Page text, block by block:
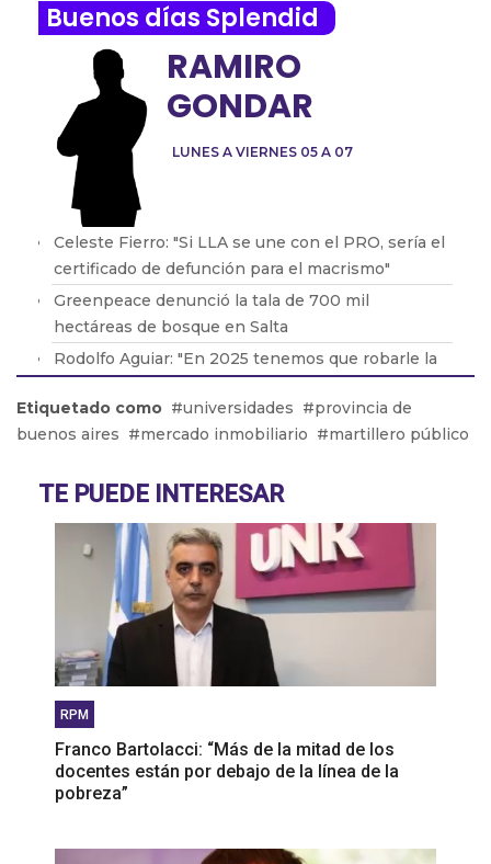
Buenos días Splendid
LUNES A VIERNES 05 A 07
RAMIRO
GONDAR
Celeste Fierro: "Si LLA se une con el PRO, sería el
certificado de defunción para el macrismo"
Greenpeace denunció la tala de 700 mil
hectáreas de bosque en Salta
Rodolfo Aguiar: "En 2025 tenemos que robarle la
Las ventas de las PyMEs crecieron un 1%
respecto al 2023
del mes"
Etiquetado como universidades
provincia de
buenos aires
mercado inmobiliario martillero público
TE PUEDE INTERESAR
RPM
Franco Bartolacci: “Más de la mitad de los
docentes están por debajo de la línea de la
pobreza”